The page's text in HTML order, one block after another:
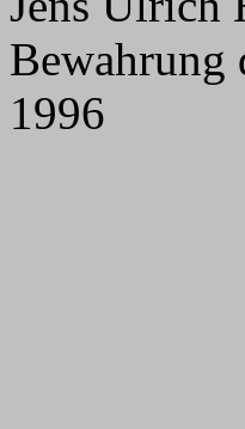
Bewahrung
1996